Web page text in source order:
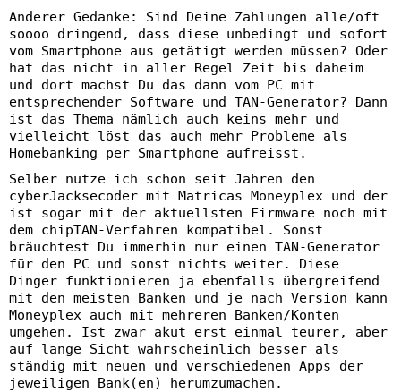
Anderer Gedanke: Sind Deine Zahlungen alle/oft
soooo dringend, dass diese unbedingt und sofort
vom Smartphone aus getätigt werden müssen? Oder
hat das nicht in aller Regel Zeit bis daheim
und dort machst Du das dann vom PC mit
entsprechender Software und TAN-Generator? Dann
ist das Thema nämlich auch keins mehr und
vielleicht löst das auch mehr Probleme als
Homebanking per Smartphone aufreisst.
Selber nutze ich schon seit Jahren den
cyberJacksecoder mit Matricas Moneyplex und der
ist sogar mit der aktuellsten Firmware noch mit
dem chipTAN-Verfahren kompatibel. Sonst
bräuchtest Du immerhin nur einen TAN-Generator
für den PC und sonst nichts weiter. Diese
Dinger funktionieren ja ebenfalls übergreifend
mit den meisten Banken und je nach Version kann
Moneyplex auch mit mehreren Banken/Konten
umgehen. Ist zwar akut erst einmal teurer, aber
auf lange Sicht wahrscheinlich besser als
ständig mit neuen und verschiedenen Apps der
jeweiligen Bank(en) herumzumachen.